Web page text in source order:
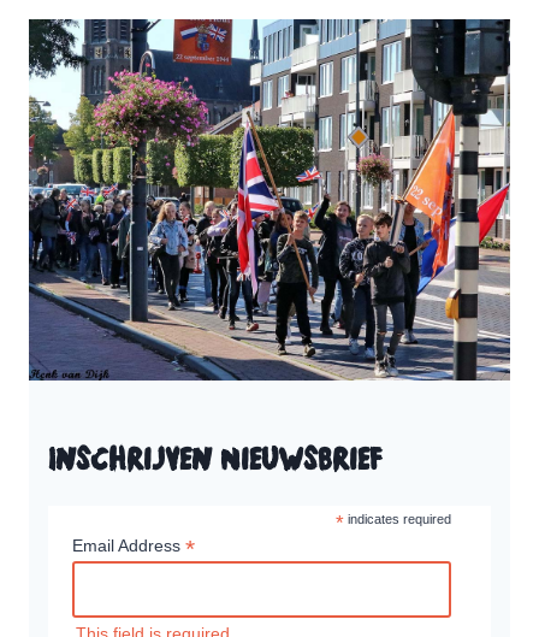
Inschrijven Nieuwsbrief
*indicates required
Email Address *
This field is required.